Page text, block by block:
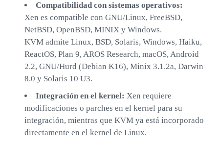
Compatibilidad con sistemas operativos:
Xen es compatible con GNU/Linux, FreeBSD,
NetBSD, OpenBSD, MINIX y Windows.
KVM admite Linux, BSD, Solaris, Windows, Haiku,
ReactOS, Plan 9, AROS Research, macOS, Android
2.2, GNU/Hurd (Debian K16), Minix 3.1.2a, Darwin
8.0 y Solaris 10 U3.
Integración en el kernel: Xen requiere
modificaciones o parches en el kernel para su
integración, mientras que KVM ya está incorporado
directamente en el kernel de Linux.